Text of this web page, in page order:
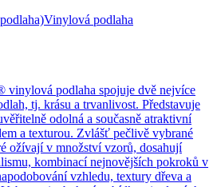
Vinylová podlaha
podlaha spojuje dvě nejvíce
tj. krásu a trvanlivost. Představuje
odolná a současně atraktivní
a texturou. Zvlášť pečlivě vybrané
ožívají v množství vzorů, dosahují
kombinací nejnovějších pokroků v
vzhledu, textury dřeva a